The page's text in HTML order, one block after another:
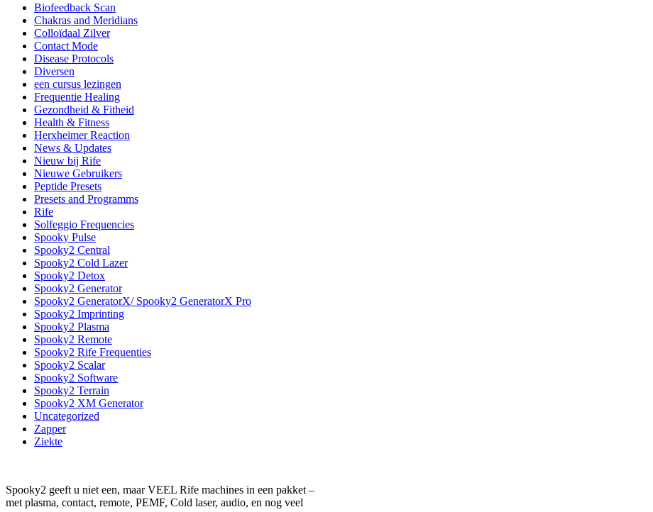
Biofeedback Scan
Chakras and Meridians
Colloïdaal Zilver
Contact Mode
Disease Protocols
Diversen
een cursus lezingen
Frequentie Healing
Gezondheid & Fitheid
Health & Fitness
Herxheimer Reaction
News & Updates
Nieuw bij Rife
Nieuwe Gebruikers
Peptide Presets
Presets and Programms
Rife
Solfeggio Frequencies
Spooky Pulse
Spooky2 Central
Spooky2 Cold Lazer
Spooky2 Detox
Spooky2 Generator
Spooky2 GeneratorX/ Spooky2 GeneratorX Pro
Spooky2 Imprinting
Spooky2 Plasma
Spooky2 Remote
Spooky2 Rife Frequenties
Spooky2 Scalar
Spooky2 Software
Spooky2 Terrain
Spooky2 XM Generator
Uncategorized
Zapper
Ziekte
Spooky2 geeft u niet een, maar VEEL Rife machines in een pakket –
met plasma, contact, remote, PEMF, Cold laser, audio, en nog veel